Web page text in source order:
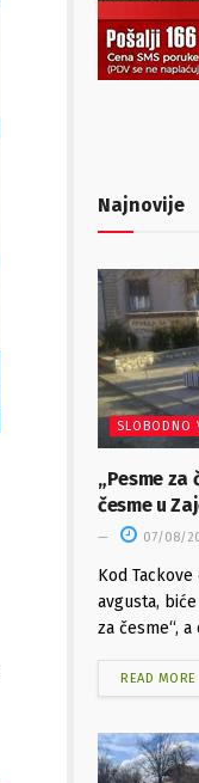
Najnovije
SLOBODNO
„Pesme za
česme u
07/08/
Kod
avgusta,
za česme“,
READ MORE